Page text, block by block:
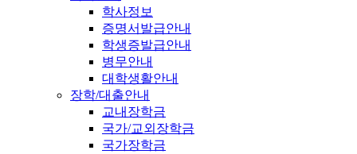
학사정보
증명서발급안내
학생증발급안내
병무안내
대학생활안내
장학/대출안내
교내장학금
국가/교외장학금
국가장학금